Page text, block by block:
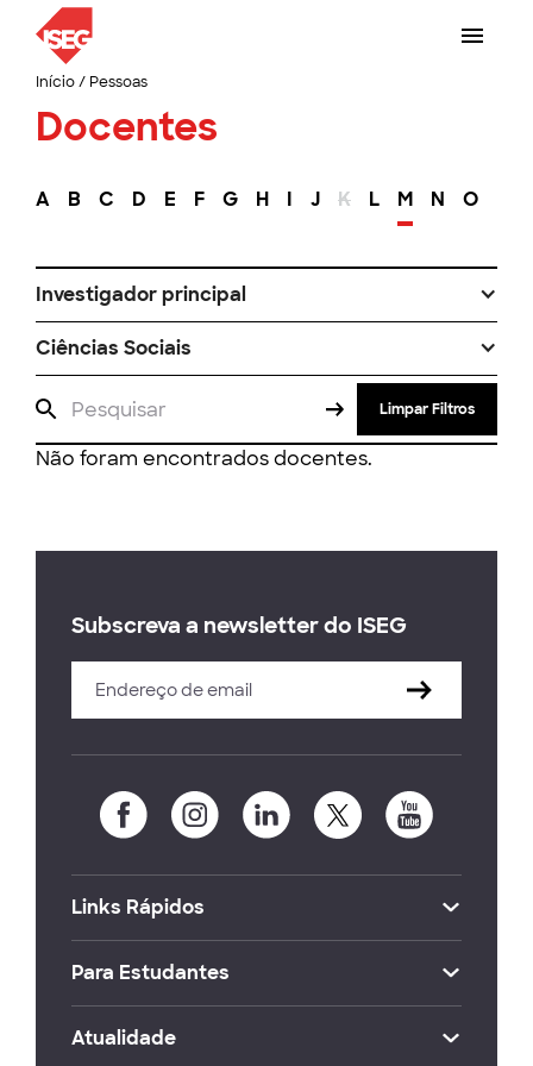
Início/ Pessoas
Docentes
A B C D E F G H I J K L M N O
Investigador principal
Ciências Sociais
Limpar Filtros
Não foram encontrados docentes.
Subscreva a newsletter do ISEG
Links Rápidos
Para Estudantes
Atualidade